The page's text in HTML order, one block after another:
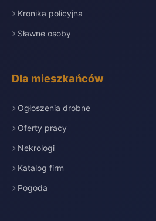
Kronika policyjna
Sławne osoby
Dla mieszkańców
Ogłoszenia drobne
Oferty pracy
Nekrologi
Katalog firm
Pogoda